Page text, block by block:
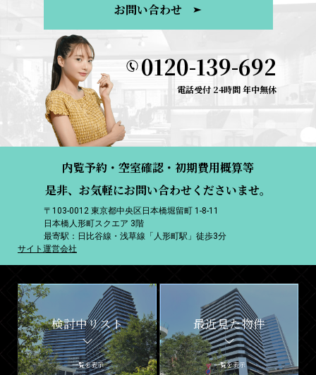
お問い合わせ
0120-139-692
電話受付 24時間 年中無休
内覧予約・空室確認・初期費用概算等
是非、お気軽にお問い合わせくださいませ。
〒103-0012 東京都中央区日本橋堀留町 1-8-11
日本橋人形町スクエア 3階
最寄駅：日比谷線・浅草線「人形町駅」徒歩3分
サイト運営会社
検討中リスト
一覧を表示
最近見た物件
一覧を表示